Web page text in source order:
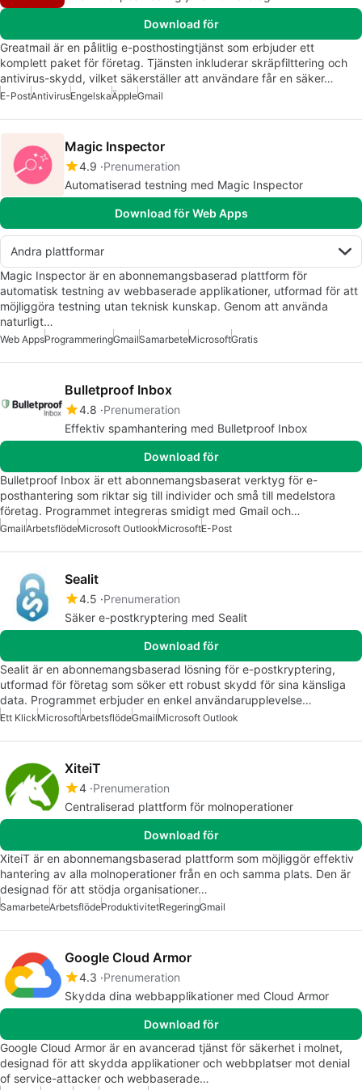
Download för
Greatmail är en pålitlig e-posthostingtjänst som erbjuder ett
komplett paket för företag. Tjänsten inkluderar skräpfilttering och
antivirus-skydd, vilket säkerställer att användare får en säker…
E-PostAntivirusEngelskaÄppleGmail
Magic Inspector
4.9 Prenumeration
Automatiserad testning med Magic Inspector
Download för Web Apps
Andra plattformar
Magic Inspector är en abonnemangsbaserad plattform för
automatisk testning av webbaserade applikationer, utformad för att
möjliggöra testning utan teknisk kunskap. Genom att använda
naturligt…
Web AppsProgrammeringGmailSamarbeteMicrosoftGratis
Bulletproof Inbox
4.8 Prenumeration
Effektiv spamhantering med Bulletproof Inbox
Download för
Bulletproof Inbox är ett abonnemangsbaserat verktyg för e-
posthantering som riktar sig till individer och små till medelstora
företag. Programmet integreras smidigt med Gmail och…
GmailArbetsflödeMicrosoft OutlookMicrosoftE-Post
Sealit
4.5 Prenumeration
Säker e-postkryptering med Sealit
Download för
Sealit är en abonnemangsbaserad lösning för e-postkryptering,
utformad för företag som söker ett robust skydd för sina känsliga
data. Programmet erbjuder en enkel användarupplevelse…
Ett KlickMicrosoftArbetsflödeGmailMicrosoft Outlook
XiteiT
4 Prenumeration
Centraliserad plattform för molnoperationer
Download för
XiteiT är en abonnemangsbaserad plattform som möjliggör effektiv
hantering av alla molnoperationer från en och samma plats. Den är
designad för att stödja organisationer…
SamarbeteArbetsflödeProduktivitetRegeringGmail
Google Cloud Armor
4.3 Prenumeration
Skydda dina webbapplikationer med Cloud Armor
Download för
Google Cloud Armor är en avancerad tjänst för säkerhet i molnet,
designad för att skydda applikationer och webbplatser mot denial
of service-attacker och webbaserade…